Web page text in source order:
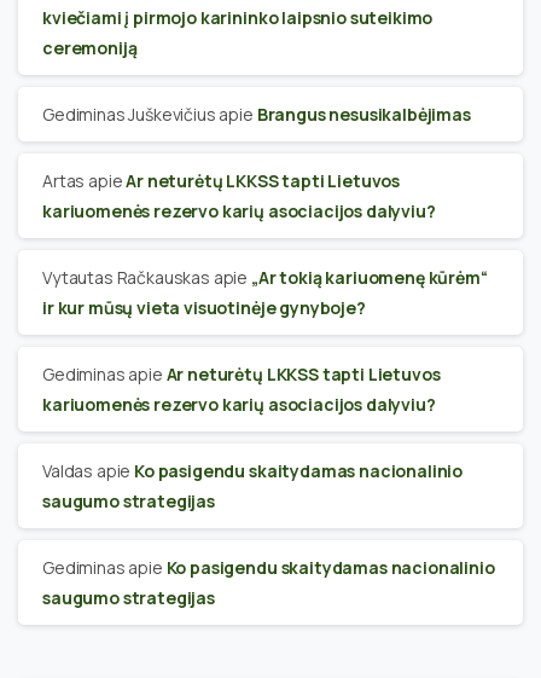
kviečiami į pirmojo karininko laipsnio suteikimo
ceremoniją
Gediminas Juškevičius apie Brangus nesusikalbėjimas
Artas apieAr neturėtų LKKSS tapti Lietuvos
kariuomenės rezervo karių asociacijos dalyviu?
Vytautas Račkauskas apie „Ar tokią kariuomenę kūrėm“
ir kur mūsų vieta visuotinėje gynyboje?
Gediminas apie Ar neturėtų LKKSS tapti Lietuvos
kariuomenės rezervo karių asociacijos dalyviu?
Valdas apie Ko pasigendu skaitydamas nacionalinio
saugumo strategijas
Gediminas apie Ko pasigendu skaitydamas nacionalinio
saugumo strategijas